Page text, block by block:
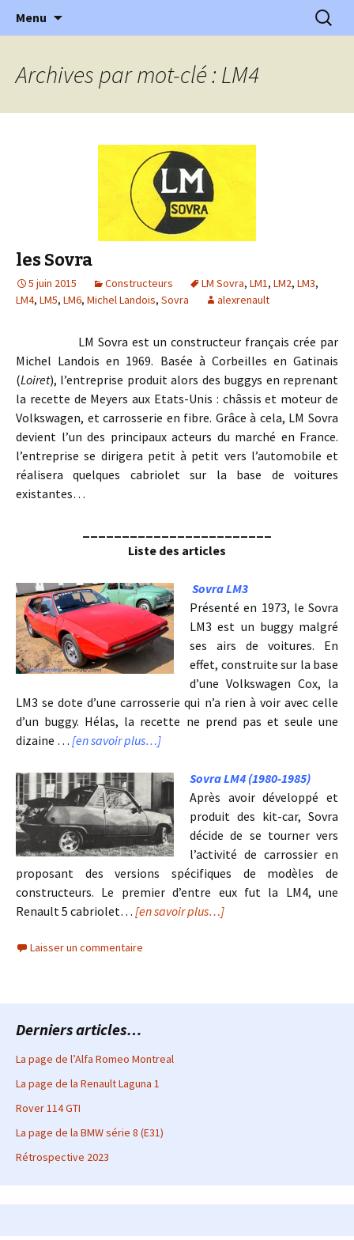
l'Automobile Ancienne
l'automobile ancienne : articles, historiques
…
Menu
Archives par mot-clé : LM4
les Sovra
5 juin 2015 Constructeurs LM Sovra, LM1, LM2, LM3,
LM4, LM5, LM6, Michel Landois, Sovra alexrenault
LM Sovra est un constructeur français crée par
Michel Landois en 1969. Basée à Corbeilles en Gatinais
(Loiret), l’entreprise produit alors des buggys en reprenant
la recette de Meyers aux Etats-Unis : châssis et moteur de
Volkswagen, et carrosserie en fibre. Grâce à cela, LM Sovra
devient l’un des principaux acteurs du marché en France.
l’entreprise se dirigera petit à petit vers l’automobile et
réalisera quelques cabriolet sur la base de voitures
existantes…
Liste des articles
Sovra LM3
Présenté en 1973, le Sovra
LM3 est un buggy malgré
ses airs de voitures. En
effet, construite sur la base
d’une Volkswagen Cox, la
LM3 se dote d’une carrosserie qui n’a rien à voir avec celle
d’un buggy. Hélas, la recette ne prend pas et seule une
dizaine … [en savoir plus…]
Sovra LM4 (1980-1985)
Après avoir développé et
produit des kit-car, Sovra
décide de se tourner vers
l’activité de carrossier en
proposant des versions spécifiques de modèles de
constructeurs. Le premier d’entre eux fut la LM4, une
Renault 5 cabriolet… [en savoir plus…]
Laisser un commentaire
Derniers articles…
La page de l’Alfa Romeo Montreal
La page de la Renault Laguna 1
Rover 114 GTI
La page de la BMW série 8 (E31)
Rétrospective 2023